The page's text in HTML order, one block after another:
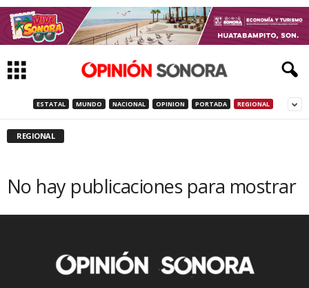
ESTATAL MUNDO NACIONAL OPINION PORTADA REGIONAL
REGIONAL
No hay publicaciones para mostrar